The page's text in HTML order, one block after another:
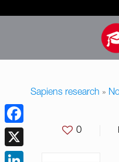
Sapiens research »
0
Facebook
X